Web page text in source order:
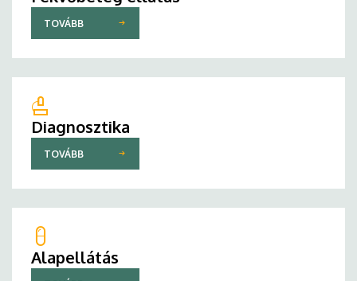
TOVÁBB
Diagnosztika
TOVÁBB
Alapellátás